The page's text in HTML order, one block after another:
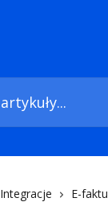
Integracje
E-